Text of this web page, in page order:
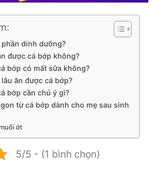
dinh dưỡng?
được cá bớp không?
bớp có mất sữa không?
ăn được cá bớp?
bớp cần chú ý gì?
từ cá bớp dành cho mẹ sau sinh
ớt
5/5 - (1 bình chọn)